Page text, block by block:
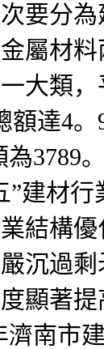
分為
屬材
大類
額達4
3789
”建材
結構
沉過
顯著
濟南市